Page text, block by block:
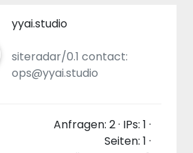
yyai.studio
siteradar/0.1 contact:
ops@yyai.studio
Anfragen: 2 · IPs: 1 ·
Seiten: 1 ·